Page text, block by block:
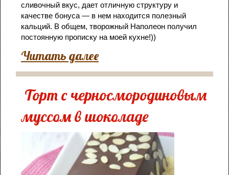
сливочный вкус, дает отличную структуру и
качестве бонуса — в нем находится полезный
кальций. В общем, творожный Наполеон получил
постоянную прописку на моей кухне!))
Читать далее
Торт с черносмородиновым
муссом в шоколаде